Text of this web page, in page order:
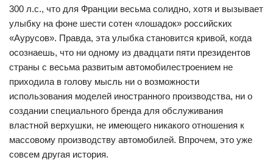
300 л.с., что для Франции весьма солидно, хотя и вызывает
улыбку на фоне шести сотен «лошадок» российских
«Аурусов». Правда, эта улыбка становится кривой, когда
осознаешь, что ни одному из двадцати пяти президентов
страны с весьма развитым автомобилестроением не
приходила в голову мысль ни о возможности
использования моделей иностранного производства, ни о
создании специального бренда для обслуживания
властной верхушки, не имеющего никакого отношения к
массовому производству автомобилей. Впрочем, это уже
совсем другая история.